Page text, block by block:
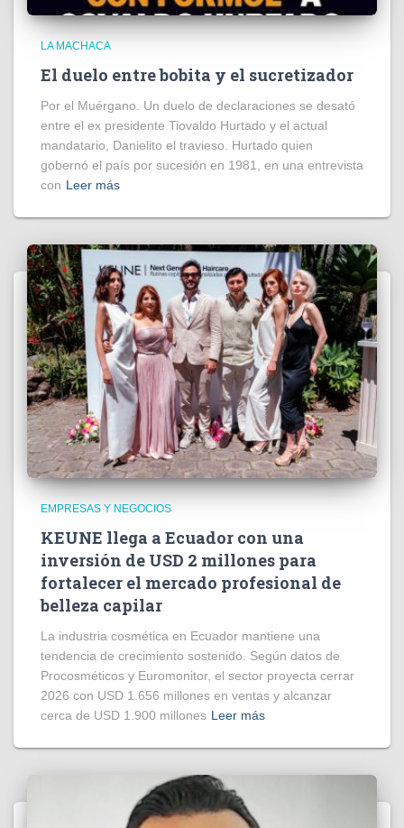
LA MACHACA
El duelo entre bobita y el sucretizador
Por el Muérgano. Un duelo de declaraciones se desató
entre el ex presidente Tiovaldo Hurtado y el actual
mandatario, Danielito el travieso. Hurtado quien
gobernó el país por sucesión en 1981, en una entrevista
con Leer más
EMPRESAS Y NEGOCIOS
KEUNE llega a Ecuador con una
inversión de USD 2 millones para
fortalecer el mercado profesional de
belleza capilar
La industria cosmética en Ecuador mantiene una
tendencia de crecimiento sostenido. Según datos de
Procosméticos y Euromonitor, el sector proyecta cerrar
2026 con USD 1.656 millones en ventas y alcanzar
cerca de USD 1.900 millones Leer más